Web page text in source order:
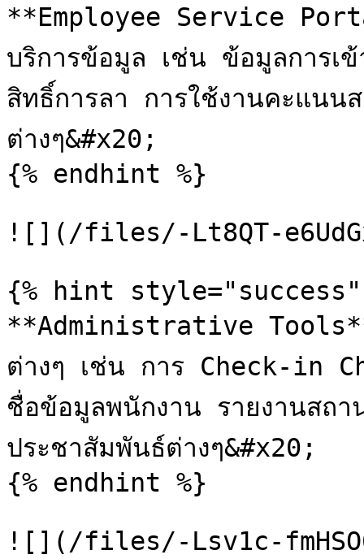
**Employee Service
บริการข้อมูล เช่น ข้อมูลการเ
สิทธิ์การลา การใช้งานคะแนน
ต่างๆ&#x20;
{% endhint %}
![](/files/-Lt8QT-
{% hint style="success"
**Administrative Tools**
ต่างๆ เช่น การ Check-in
ชื่อข้อมูลพนักงาน รายงานสถ
ประชาสัมพันธ์ต่างๆ&#x20;
{% endhint %}